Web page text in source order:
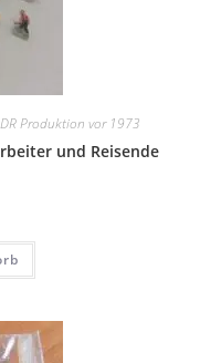
Produktion vor 1973
und Reisende